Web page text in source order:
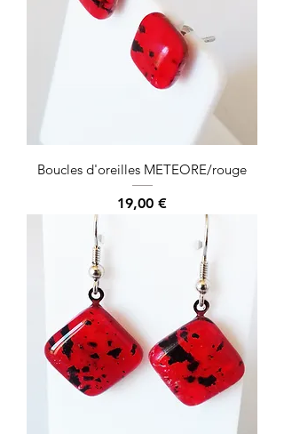
Boucles d'oreilles METEORE/rouge
Prix
19,00 €